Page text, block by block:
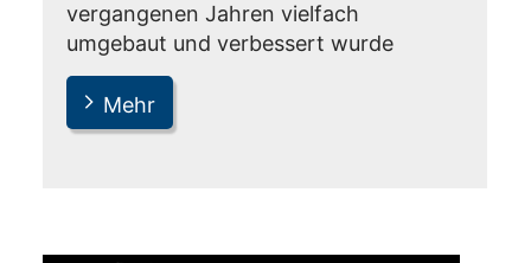
vergangenen Jahren vielfach
umgebaut und verbessert wurde
Mehr